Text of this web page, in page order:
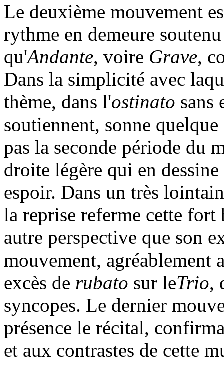
Le deuxième mouvement
rythme en demeure
qu'Andante, voire Grave,
Dans la simplicité avec
thème, dans l'ostinato sans
soutiennent, sonne
pas la seconde période du
droite légère qui en
espoir. Dans un très
la reprise referme cette
autre perspective que son
mouvement, agréablement
excès de rubato sur leTrio,
syncopes. Le dernier
présence le récital,
et aux contrastes de cette